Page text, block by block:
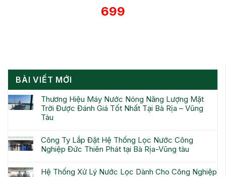
BÀI VIẾT MỚI
Thương Hiệu Máy Nước Nóng Năng Lượng Mặt
Trời Được Đánh Giá Tốt Nhất Tại Bà Rịa – Vũng
Tàu
Công Ty Lắp Đặt Hệ Thống Lọc Nước Công
Nghiệp Đức Thiên Phát tại Bà Rịa-Vũng tàu
Hệ Thống Xử Lý Nước Lọc Dành Cho Công Nghiệp
699